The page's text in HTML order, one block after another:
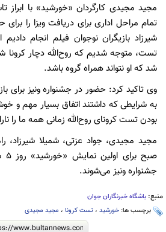
مجید مجیدی کارگردان «خورشید» با ابراز
تمام مراحل اداری برای دریافت ویزا را برای
شیرزاد بازیگران نوجوان فیلم انجام
تست، متوجه شدیم که روح‌الله دچار
شد که او نتواند همراه گروه باشد.
وی تاکید کرد: حضور در جشنواره ونیز برای
به شرایطی که داشتند اتفاق بسیار مهم و
بودن تست کرونای روح‌الله زمانی همه ما را
مجید مجیدی، جواد عزتی، شمیلا شیرزاد،
جشنواره ونیز می‌شوند.
منبع: باشگاه خبرنگاران جوان
برچسب ها: خورشید ، تست کرونا ، مجید مجیدی